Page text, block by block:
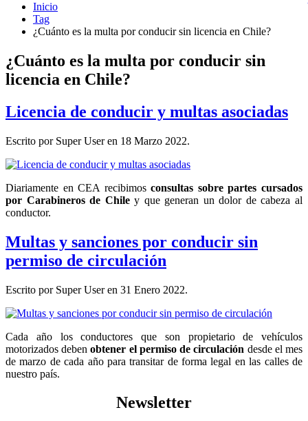
Inicio
Tag
¿Cuánto es la multa por conducir sin licencia en Chile?
¿Cuánto es la multa por conducir sin
licencia en Chile?
Licencia de conducir y multas asociadas
Escrito por Super User en 18 Marzo 2022.
Diariamente en CEA recibimosconsultas sobre partes cursados
por Carabineros de Chiley que generan un dolor de cabeza al
conductor.
Multas y sanciones por conducir sin
permiso de circulación
Escrito por Super User en 31 Enero 2022.
Cada año los conductores que son propietario de vehículos
motorizados debenobtener el permiso de circulación desde el mes
de marzo de cada año para transitar de forma legal en las calles de
nuestro país.
Newsletter